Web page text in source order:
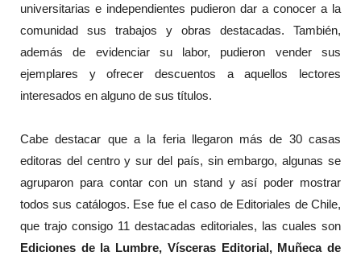
universitarias e independientes pudieron dar a conocer a la
comunidad sus trabajos y obras destacadas. También,
además de evidenciar su labor, pudieron vender sus
ejemplares y ofrecer descuentos a aquellos lectores
interesados en alguno de sus títulos.
Cabe destacar que a la feria llegaron más de 30 casas
editoras del centro y sur del país, sin embargo, algunas se
agruparon para contar con un stand y así poder mostrar
todos sus catálogos. Ese fue el caso de Editoriales de Chile,
que trajo consigo 11 destacadas editoriales, las cuales son
Ediciones de la Lumbre, Vísceras Editorial, Muñeca de